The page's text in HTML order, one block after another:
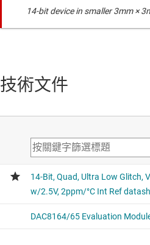
14-bit device in smaller 3mm ×
技術文件